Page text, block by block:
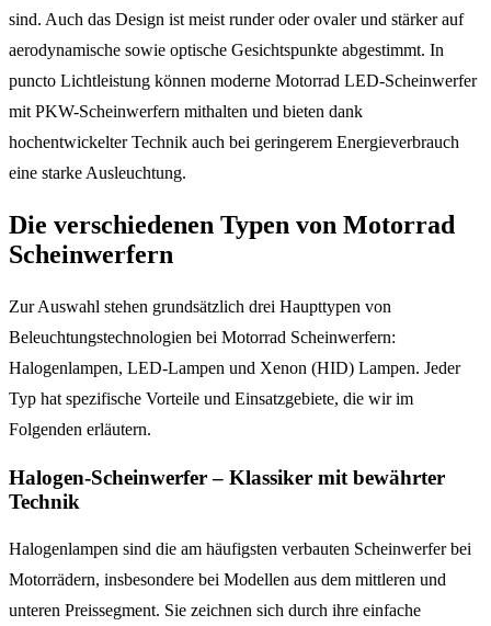
sind. Auch das Design ist meist runder oder ovaler und stärker auf
aerodynamische sowie optische Gesichtspunkte abgestimmt. In
puncto Lichtleistung können moderne Motorrad LED-Scheinwerfer
mit PKW-Scheinwerfern mithalten und bieten dank
hochentwickelter Technik auch bei geringerem Energieverbrauch
eine starke Ausleuchtung.
Die verschiedenen Typen von Motorrad
Scheinwerfern
Zur Auswahl stehen grundsätzlich drei Haupttypen von
Beleuchtungstechnologien bei Motorrad Scheinwerfern:
Halogenlampen, LED-Lampen und Xenon (HID) Lampen. Jeder
Typ hat spezifische Vorteile und Einsatzgebiete, die wir im
Folgenden erläutern.
Halogen-Scheinwerfer – Klassiker mit bewährter
Technik
Halogenlampen sind die am häufigsten verbauten Scheinwerfer bei
Motorrädern, insbesondere bei Modellen aus dem mittleren und
unteren Preissegment. Sie zeichnen sich durch ihre einfache